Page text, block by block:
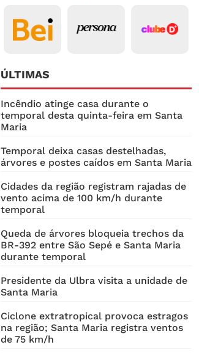
ÚLTIMAS
Incêndio atinge casa durante o
temporal desta quinta-feira em Santa
Maria
Temporal deixa casas destelhadas,
árvores e postes caídos em Santa Maria
Cidades da região registram rajadas de
vento acima de 100 km/h durante
temporal
Queda de árvores bloqueia trechos da
BR-392 entre São Sepé e Santa Maria
durante temporal
Presidente da Ulbra visita a unidade de
Santa Maria
Ciclone extratropical provoca estragos
na região; Santa Maria registra ventos
de 75 km/h